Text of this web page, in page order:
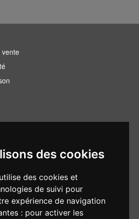
des cookies
des cookies et
de suivi pour
expérience de navigation
: pour activer les
vente